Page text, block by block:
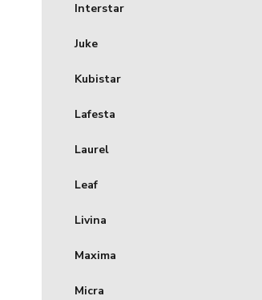
Interstar
Juke
Kubistar
Lafesta
Laurel
Leaf
Livina
Maxima
Micra